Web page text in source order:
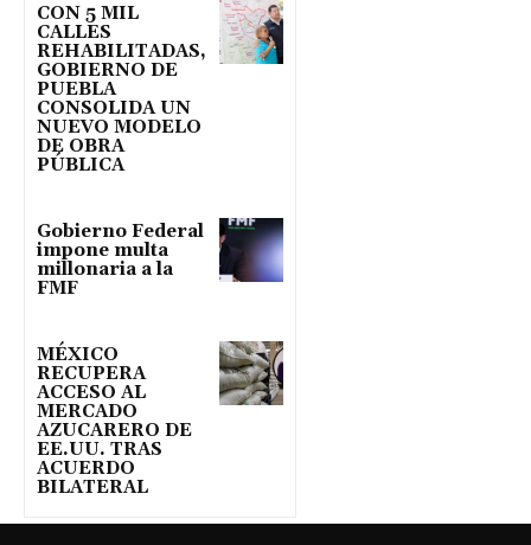
CON 5 MIL
CALLES
REHABILITADAS,
GOBIERNO DE
PUEBLA
CONSOLIDA UN
NUEVO MODELO
DE OBRA
PÚBLICA
Gobierno Federal
impone multa
millonaria a la
FMF
MÉXICO
RECUPERA
ACCESO AL
MERCADO
AZUCARERO DE
EE.UU. TRAS
ACUERDO
BILATERAL